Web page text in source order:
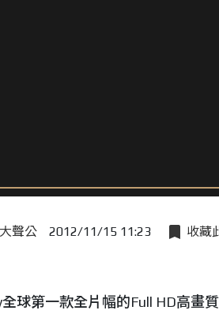
聲公 2012/11/15 11:23 收藏
全球第一款全片幅的Full HD高畫